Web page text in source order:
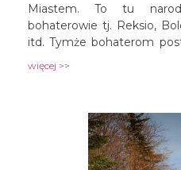
Miastem. To tu
bohaterowie tj. Reksio,
itd. Tymże bohaterom
wybrać się także do
więcej >>